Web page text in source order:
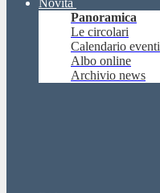
Novità
Panoramica
Le circolari
Calendario eventi
Albo online
Archivio news